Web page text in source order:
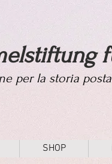
per la storia
SHOP